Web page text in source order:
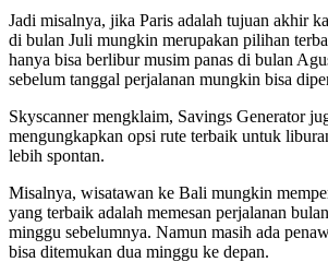
Jadi misalnya, jika Paris adalah tujuan akhir
di bulan Juli mungkin merupakan pilihan
hanya bisa berlibur musim panas di bulan
sebelum tanggal perjalanan mungkin bisa
Skyscanner mengklaim, Savings Generator
mengungkapkan opsi rute terbaik untuk
lebih spontan.
Misalnya, wisatawan ke Bali mungkin
yang terbaik adalah memesan perjalanan
minggu sebelumnya. Namun masih ada
bisa ditemukan dua minggu ke depan.